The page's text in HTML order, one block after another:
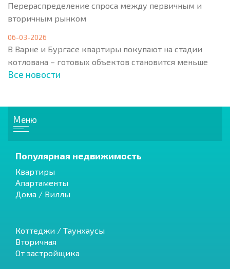
Перераспределение спроса между первичным и
вторичным рынком
06-03-2026
В Варне и Бургасе квартиры покупают на стадии
котлована – готовых объектов становится меньше
Все новости
Меню
Популярная недвижимость
Квартиры
Апартаменты
Дома / Виллы
Коттеджи / Таунхаусы
Вторичная
От застройщика